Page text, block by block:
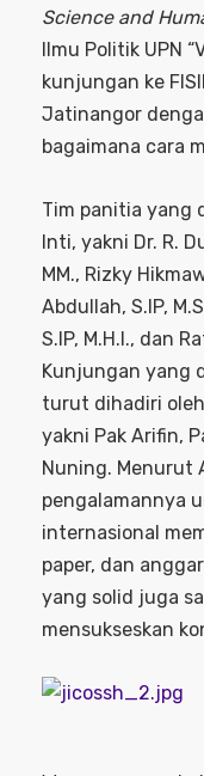
Science and
Ilmu Politik UPN
kunjungan ke
Jatinangor
bagaimana cara
Tim panitia yang
Inti, yakni Dr. R.
MM., Rizky
Abdullah, S.IP,
S.IP, M.H.I., dan
Kunjungan yang
turut dihadiri
yakni Pak Arifin,
Nuning. Menurut
pengalamannya
internasional
paper, dan
yang solid juga
mensukseskan